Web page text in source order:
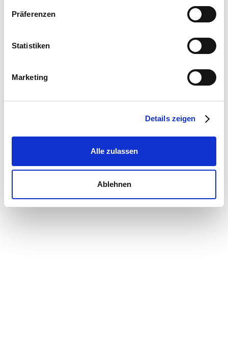
Präferenzen
Statistiken
Marketing
Details zeigen
Alle zulassen
Ablehnen